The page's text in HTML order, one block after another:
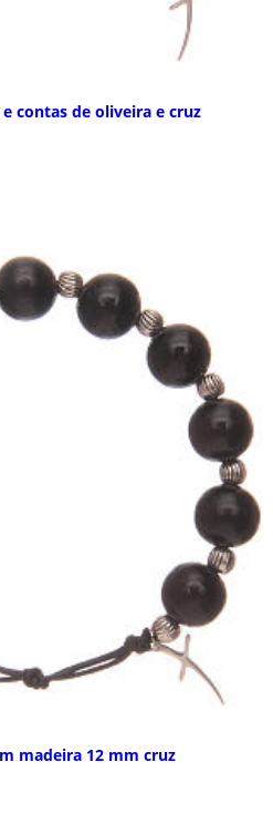
contas de oliveira e cruz
madeira 12 mm cruz